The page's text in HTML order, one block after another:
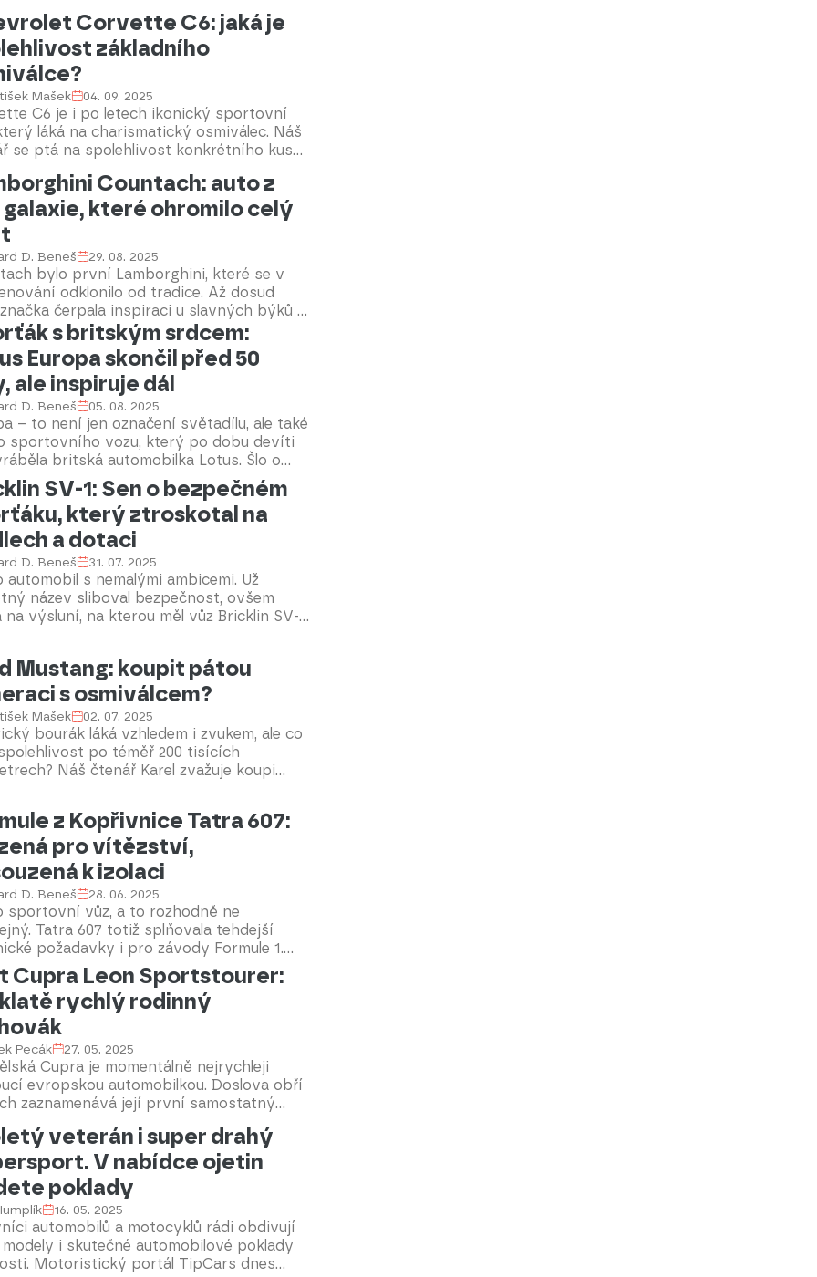
vrtulníku se podařilo závodní
zastavit v obci Buk. Řidiči sportovní
u benzinky u Dobříše i přímo na
D4. Do honby za závoďákem se zapojila
auta i vrtulník letecké služby.
Corvette C6: jaká je
základního
Mašek 04. 09. 2025
C6 je i po letech ikonický sportovní
láká na charismatický osmiválec. Náš
se ptá na spolehlivost konkrétního kusu
Countach: auto z
galaxie, které ohromilo celý
D. Beneš 29. 08. 2025
bylo první Lamborghini, které se v
odklonilo od tradice. Až dosud
čerpala inspiraci u slavných býků a
zápasů. Za šestnáct let výroby vzniklo
dva tisíce kusů tohoto sportovního
Samotný název Countach, dnes symbol
90. let, pochází z piemontského dialektu –
vyjadřujícího úžas, nadšení či obdiv. Jak
designér Marcello Gandini, k jeho
došlo vlastně náhodou.
s britským srdcem:
Europa skončil před 50
ale inspiruje dál
D. Beneš 05. 08. 2025
– to není jen označení světadílu, ale také
sportovního vozu, který po dobu devíti
britská automobilka Lotus. Šlo o
kupé s motorem uprostřed,
legendárním konstruktérem Colinem
Jeho cílem bylo vytvořit cenově
sportovní vůz, což byl na svou dobu
odvážný záměr. Výroba modelu
byla ukončena před půl stoletím.
SV-1: Sen o bezpečném
který ztroskotal na
a dotaci
D. Beneš 31. 07. 2025
automobil s nemalými ambicemi. Už
název sliboval bezpečnost, ovšem
na výsluní, na kterou měl vůz Bricklin SV-1
složitá a plná překážek. I přes státní
se model vyráběl pouhých osmnáct
Jeho výroba skončila před 50 lety.
Mustang: koupit pátou
s osmiválcem?
Mašek 02. 07. 2025
bourák láká vzhledem i zvukem, ale co
po téměř 200 tisících
Náš čtenář Karel zvažuje koupi
z Kopřivnice Tatra 607:
pro vítězství,
k izolaci
D. Beneš 28. 06. 2025
sportovní vůz, a to rozhodně ne
Tatra 607 totiž splňovala tehdejší
požadavky i pro závody Formule 1.
poměrům v tehdejším
Československu se ale nikdy
zúčastnit světového šampionátu. Na
tratích však patřila k absolutní špičce
jen pět exemplářů a modernizovaná
navíc využívala výjimečný systém
chlazení.
Cupra Leon Sportstourer:
rychlý rodinný
Pecák 27. 05. 2025
Cupra je momentálně nejrychleji
evropskou automobilkou. Doslova obří
zaznamenává její první samostatný
nabízí v autosalonech, které nesou
Cupra Garage také elektromobil Born,
Ateca a Terramar a rovněž Leon v
verzích hatchback a kombi. Ten
prošel modernizací. Verzi kombi, která
nazývána Sporstrourer a rovnou v
specifikaci, jsem měl možnost
testovat.
veterán i super drahý
V nabídce ojetin
poklady
16. 05. 2025
automobilů a motocyklů rádi obdivují
i skutečné automobilové poklady
Motoristický portál TipCars dnes